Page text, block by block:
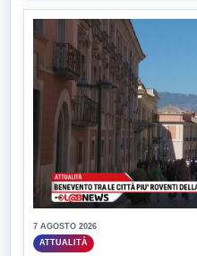
7 AGOSTO 2026
ATTUALITÀ